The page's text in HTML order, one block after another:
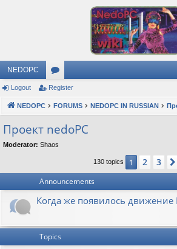
NEDOPC
or
u
s
Logout Register
NEDOPC FORUMS NEDOPC IN RUSSIAN
Проект nedoPC
Moderator: Shaos
130 topics 1 2 3
Announcements
Когда же появилось движение
Topics